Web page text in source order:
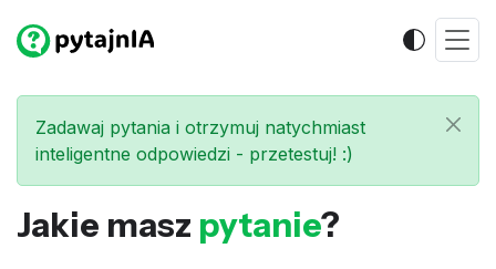
Zadawaj pytania i otrzymuj natychmiast
inteligentne odpowiedzi - przetestuj! :)
Jakie masz pytanie?